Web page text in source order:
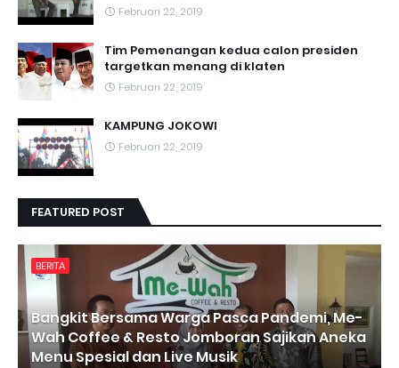
Februari 22, 2019
Tim Pemenangan kedua calon presiden
targetkan menang di klaten
Februari 22, 2019
KAMPUNG JOKOWI
Februari 22, 2019
FEATURED POST
BERITA
Bangkit Bersama Warga Pasca Pandemi, Me-
Wah Coffee & Resto Jomboran Sajikan Aneka
Menu Spesial dan Live Musik